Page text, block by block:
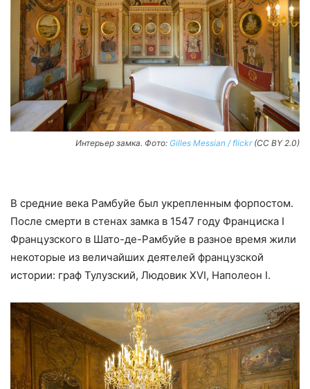
Интерьер замка. Фото: Gilles Messian / flickr(CC BY 2.0)
В средние века Рамбуйе был укрепленным форпостом.
После смерти в стенах замка в 1547 году Франциска I
Французского в Шато-де-Рамбуйе в разное время жили
некоторые из величайших деятелей французской
истории: граф Тулузский, Людовик XVI, Наполеон I.